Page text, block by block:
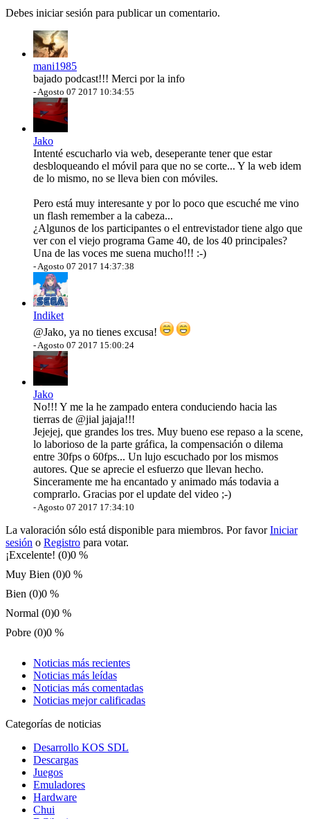
Debes iniciar sesión para publicar un comentario.
mani1985
bajado podcast!!! Merci por la info
-Agosto 07 2017 10:34:55
Jako
Intenté escucharlo via web, deseperante tener que estar
desbloqueando el móvil para que no se corte... Y la web idem
de lo mismo, no se lleva bien con móviles.
Pero está muy interesante y por lo poco que escuché me vino
un flash remember a la cabeza...
¿Algunos de los participantes o el entrevistador tiene algo que
ver con el viejo programa Game 40, de los 40 principales?
Una de las voces me suena mucho!!! :-)
-Agosto 07 2017 14:37:38
Indiket
@Jako, ya no tienes excusa!
-Agosto 07 2017 15:00:24
Jako
No!!! Y me la he zampado entera conduciendo hacia las
tierras de @jial jajaja!!!
Jejejej, que grandes los tres. Muy bueno ese repaso a la scene,
lo laborioso de la parte gráfica, la compensación o dilema
entre 30fps o 60fps... Un lujo escuchado por los mismos
autores. Que se aprecie el esfuerzo que llevan hecho.
Sinceramente me ha encantado y animado más todavia a
comprarlo. Gracias por el update del video ;-)
-Agosto 07 2017 17:34:10
La valoración sólo está disponible para miembros. Por favorIniciar
sesión o Registro para votar.
¡Excelente! (0)0 %
Muy Bien (0)0 %
Bien (0)0 %
Normal (0)0 %
Pobre (0)0 %
Noticias más recientes
Noticias más leídas
Noticias más comentadas
Noticias mejor calificadas
Categorías de noticias
Desarrollo KOS SDL
Descargas
Juegos
Emuladores
Hardware
Chui